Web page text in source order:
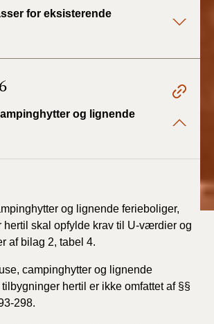
for eksisterende
og lignende
og lignende ferieboliger,
hertil skal opfylde krav til U-værdier og
af bilag 2, tabel 4.
campinghytter og lignende
hertil er ikke omfattet af §§
298.